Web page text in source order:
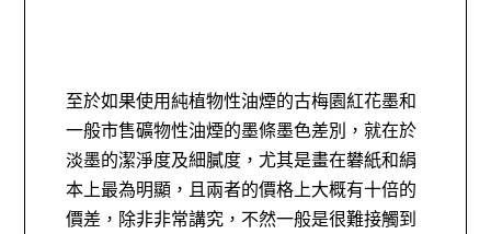
至於如果使用純植物性油煙的古梅園紅花墨和
一般市售礦物性油煙的墨條墨色差別，就在於
淡墨的潔淨度及細膩度，尤其是畫在礬紙和絹
本上最為明顯，且兩者的價格上大概有十倍的
價差，除非非常講究，不然一般是很難接觸到